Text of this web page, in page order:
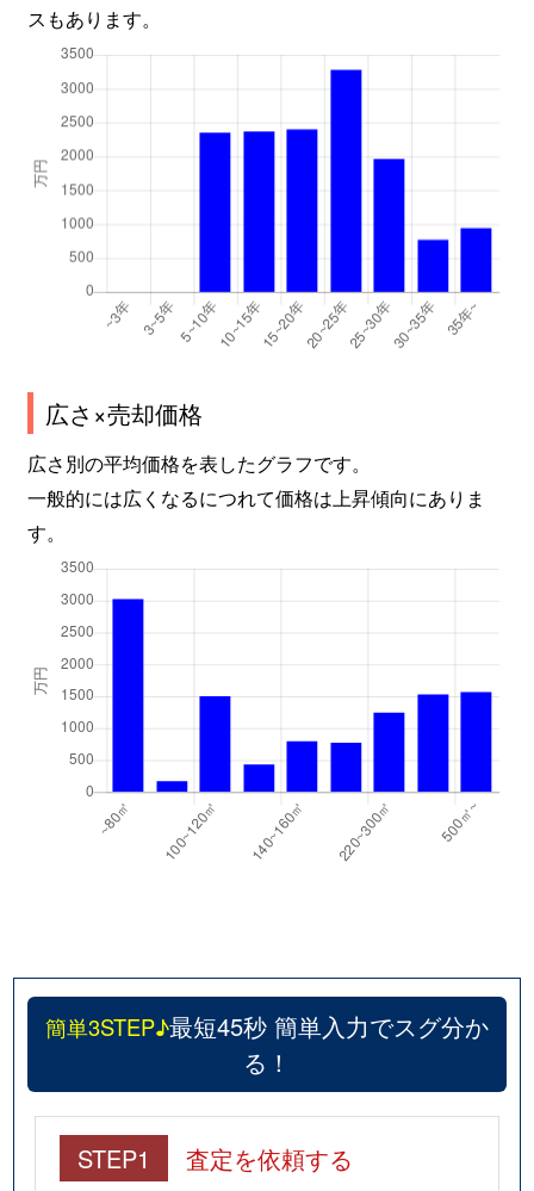
スもあります。
広さ×売却価格
広さ別の平均価格を表したグラフです。
一般的には広くなるにつれて価格は上昇傾向にありま
す。
簡単3STEP♪最短45秒 簡単入力でスグ分か
る！
STEP1 査定を依頼する